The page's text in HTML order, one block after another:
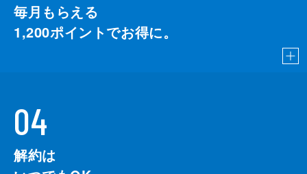
毎月もらえる
1,200ポイントでお得に。
04
解約は